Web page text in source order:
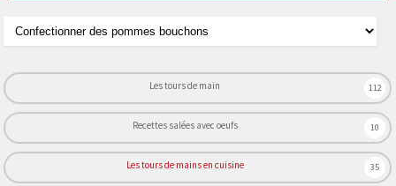
Les tours de main 112
Recettes salées avec oeufs 10
Les tours de mains en cuisine 35